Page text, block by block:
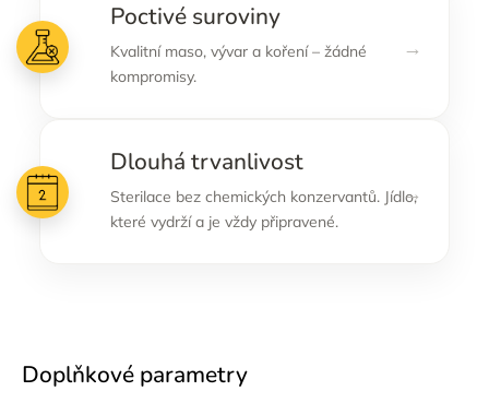
→
Poctivé suroviny
Kvalitní maso, vývar a koření – žádné
kompromisy.
→
Dlouhá trvanlivost
Sterilace bez chemických konzervantů. Jídlo,
které vydrží a je vždy připravené.
Doplňkové parametry